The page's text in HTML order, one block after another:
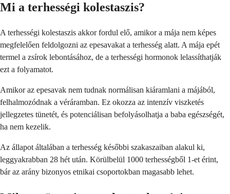
Mi a terhességi kolestaszis?
A terhességi kolestaszis akkor fordul elő, amikor a mája nem képes
megfelelően feldolgozni az epesavakat a terhesség alatt. A mája epét
termel a zsírok lebontásához, de a terhességi hormonok lelassíthatják
ezt a folyamatot.
Amikor az epesavak nem tudnak normálisan kiáramlani a májából,
felhalmozódnak a véráramban. Ez okozza az intenzív viszketés
jellegzetes tünetét, és potenciálisan befolyásolhatja a baba egészségét,
ha nem kezelik.
Az állapot általában a terhesség későbbi szakaszaiban alakul ki,
leggyakrabban 28 hét után. Körülbelül 1000 terhességből 1-et érint,
bár az arány bizonyos etnikai csoportokban magasabb lehet.